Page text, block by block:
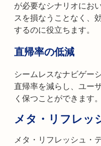
が必要なシナリオにお
スを損なうことなく、
するのに役立ちます。
直帰率の低減
シームレスなナビゲー
直帰率を減らし、ユー
く保つことができます。
メタ・リフレッ
メタ・リフレッシュ・